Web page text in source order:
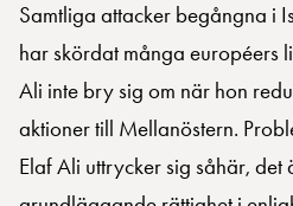
Samtliga attacker begångna i
har skördat många européers
Ali inte bry sig om när hon
aktioner till Mellanöstern.
Elaf Ali uttrycker sig såhär, det